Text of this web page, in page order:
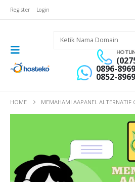
Register Login
0896-
0852-
HOME MEMAHAMI AAPANEL ALTERNATIF